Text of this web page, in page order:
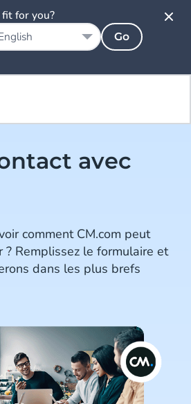
avec
comment CM.com peut
? Remplissez le formulaire et
dans les plus brefs
for you?
Go